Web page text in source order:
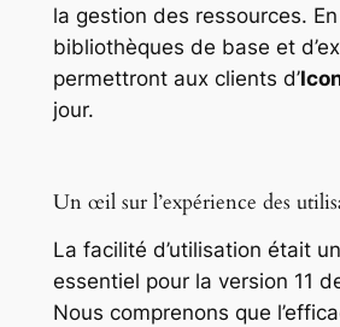
la gestion des ressources.
bibliothèques de base et
permettront aux clients d’
jour.
Un œil sur l’expérience des
La facilité d’utilisation était
essentiel pour la version 11
Nous comprenons que